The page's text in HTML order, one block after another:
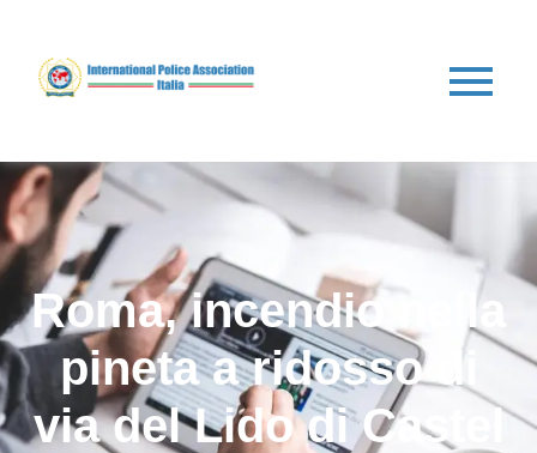
Roma, incendio nella
pineta a ridosso di
via del Lido di Castel